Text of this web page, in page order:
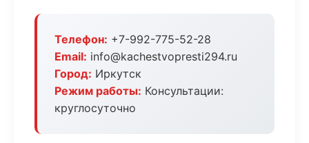
Телефон: +7-992-775-52-28
Email: info@kachestvopresti294.ru
Город: Иркутск
Режим работы: Консультации:
круглосуточно